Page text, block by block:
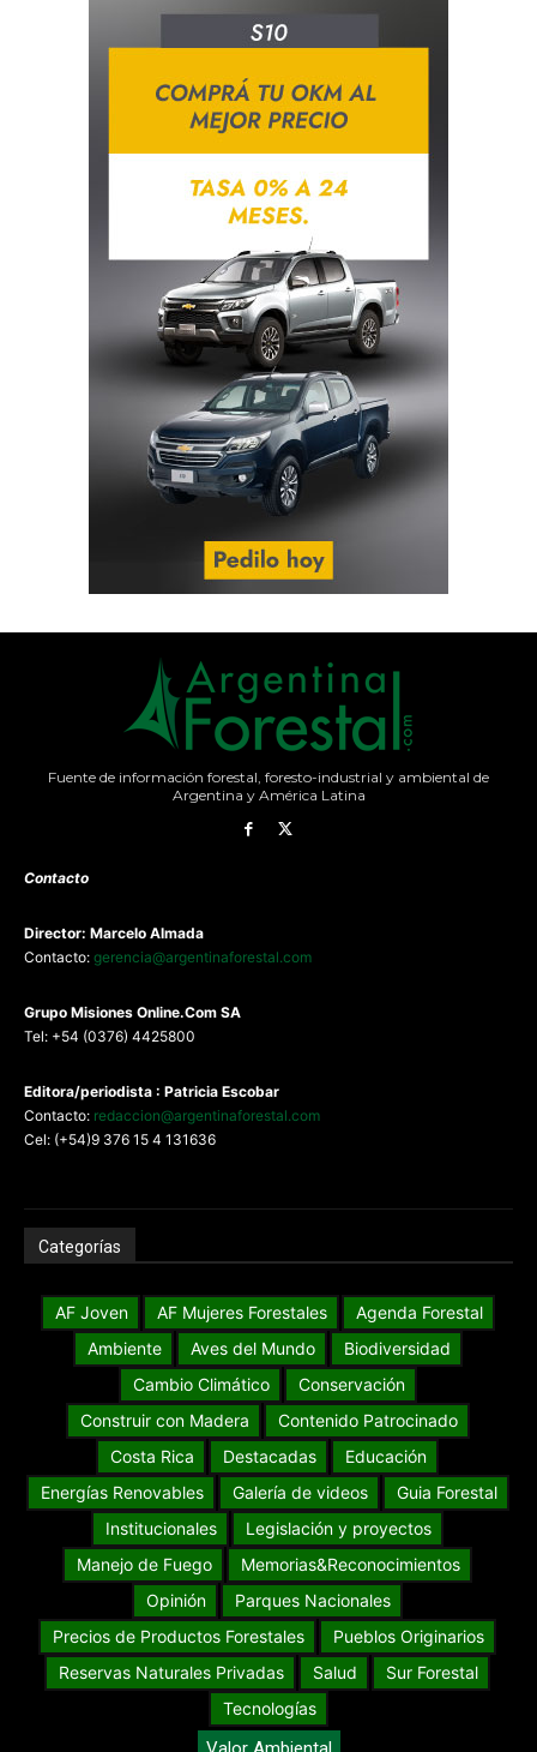
Fuente de información forestal, foresto-industrial y ambiental de
Argentina y América Latina
Contacto
Director: Marcelo Almada
Contacto: gerencia@argentinaforestal.com
Grupo Misiones Online.Com SA
Tel: +54 (0376) 4425800
Editora/periodista : Patricia Escobar
Contacto: redaccion@argentinaforestal.com
Cel: (+54)9 376 15 4 131636
Categorías
AF Joven AF Mujeres Forestales
Agenda Forestal
Ambiente
Aves del Mundo
Biodiversidad
Cambio Climático
Conservación
Construir con Madera
Contenido Patrocinado
Costa Rica
Destacadas
Educación
Energías Renovables
Galería de videos
Guia Forestal
Institucionales
Legislación y proyectos
Manejo de Fuego
Memorias&Reconocimientos
Opinión
Parques Nacionales
Precios de Productos Forestales
Pueblos Originarios
Reservas Naturales Privadas
Salud
Sur Forestal
Tecnologías
Valor Ambiental